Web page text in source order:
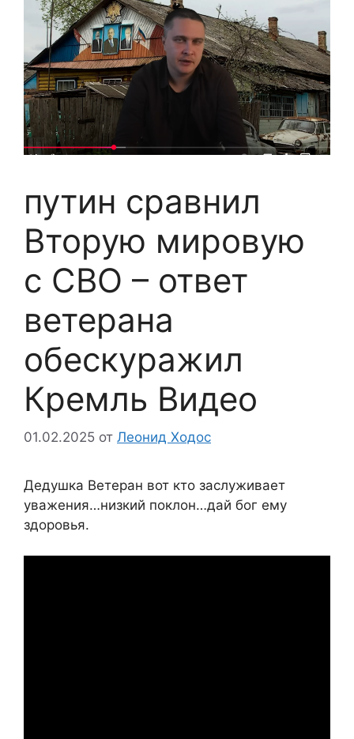
путин сравнил
Вторую мировую
с СВО – ответ
ветерана
обескуражил
Кремль Видео
01.02.2025 от Леонид Ходос
Дедушка Ветеран вот кто заслуживает
уважения…низкий поклон…дай бог ему
здоровья.